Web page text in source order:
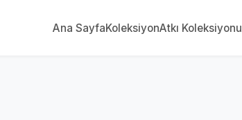
Ana SayfaKoleksiyonAtkı Koleksiyonu